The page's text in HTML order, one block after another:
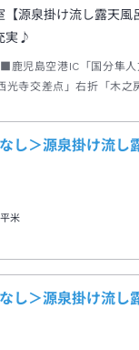
源泉掛け流し露天風
実♪
■鹿児島空港IC「国分隼
光寺交差点」右折「木之
を渡ってローソン手前左
し＞源泉掛け流
米
し＞源泉掛け流